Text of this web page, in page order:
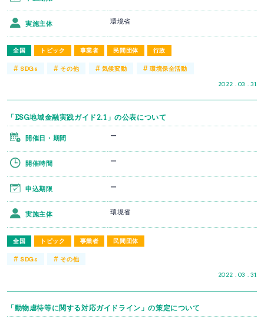
全国 トピック 事業者 民間団体 行政
2022 . 03 . 31
実施主体 環境省
#SDGs #その他 # 気候変動 # 環境保全活動
「ESG地域金融実践ガイド2.1」の公表について
全国 トピック 事業者 民間団体
2022 . 03 . 31
開催日・期間 ー
開催時間 ー
申込期限 ー
実施主体 環境省
#SDGs #その他
「動物虐待等に関する対応ガイドライン」の策定について